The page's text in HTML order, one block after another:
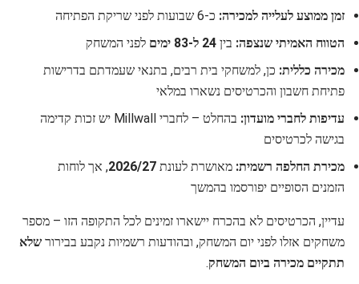
זמן ממוצע לעלייה למכירה: כ-6 שבועות לפני שריקת הפתיחה
הטווח האמיתי שנצפה: בין 24 ל-83 ימים
לפני המשחק
מכירה כללית: כן, למשחקי בית רבים, בתנאי שעמדתם בדרישות
פתיחת חשבון והכרטיסים נשארו במלאי
עדיפות לחברי מועדון:
בהחלט – לחברי Millwall יש זכות קדימה
בגישה לכרטיסים
מכירת החלפה רשמית: מאושרת לעונת 2026/27, אך לוחות
הזמנים הסופיים יפורסמו בהמשך
עדיין, הכרטיסים לא בהכרח יישארו זמינים לכל התקופה הזו – מספר
משחקים אזלו לפני יום המשחק, ובהודעות רשמיות נקבע בבירור שלא
תתקיים מכירה ביום המשחק.